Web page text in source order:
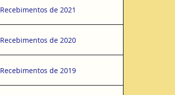
Recebimentos de 2021
Recebimentos de 2020
Recebimentos de 2019